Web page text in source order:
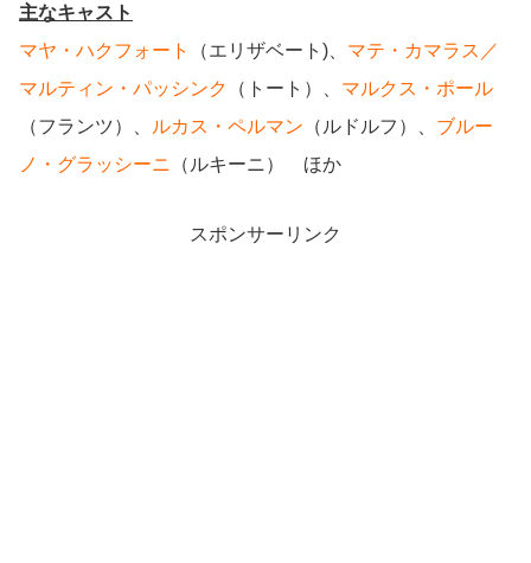
主なキャスト
マヤ・ハクフォート
（エリザベート)、 マテ・カマラス／
マルティン・パッシンク
（トート）、 マルクス・ポール
（フランツ）、
ルカス・ペルマン （ルドルフ）、 ブルー
ノ・グラッシーニ （ルキーニ） ほか
スポンサーリンク